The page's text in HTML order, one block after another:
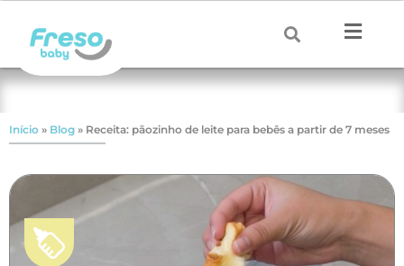
Início » Blog » Receita: pãozinho de leite para bebês a partir de 7 meses